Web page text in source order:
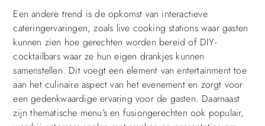
Een andere trend is de opkomst van interactieve
cateringervaringen, zoals live cooking stations waar gasten
kunnen zien hoe gerechten worden bereid of DIY-
cocktailbars waar ze hun eigen drankjes kunnen
samenstellen. Dit voegt een element van entertainment toe
aan het culinaire aspect van het evenement en zorgt voor
een gedenkwaardige ervaring voor de gasten. Daarnaast
zijn thematische menu’s en fusiongerechten ook populair,